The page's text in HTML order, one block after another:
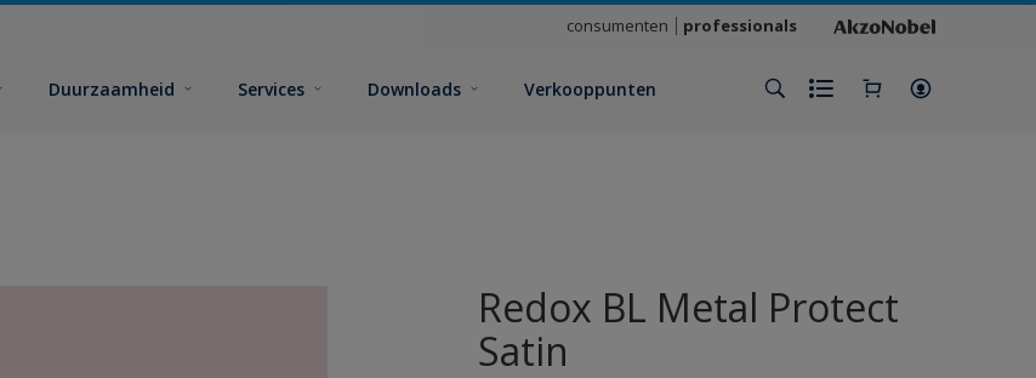
consumenten professionals
Duurzaamheid Services Downloads Verkooppunten
Redox BL Metal Protect
Satin